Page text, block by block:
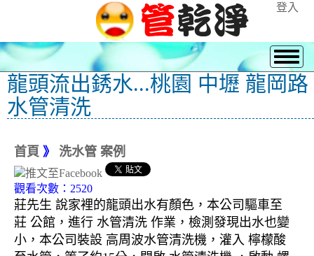
登入
龍頭流出銹水...桃園 中壢 龍岡路
水管清洗
首頁 》 洗水管 案例
觀看次數：2520
莊先生 說家裡的龍頭出水有顏色，本公司驅車至
莊 公館，進行 水管清洗 作業，檢測發現出水也變
小，本公司裝設 高周波水管清洗機，灌入 檸檬酸